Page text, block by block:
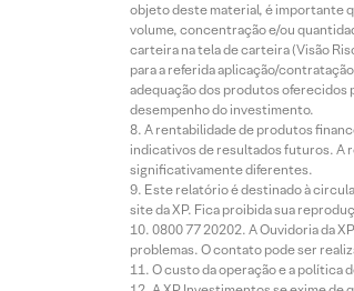
objeto deste material, é importante
volume, concentração e/ou
carteira na tela de carteira (Visão
para a referida aplicação/
adequação dos produtos oferecidos
desempenho do investimento.
A rentabilidade de produtos
indicativos de resultados futuros. A
significativamente diferentes.
Este relatório é destinado à
site da XP. Fica proibida sua
0800 77 20202. A Ouvidoria da
problemas. O contato pode ser
O custo da operação e a política